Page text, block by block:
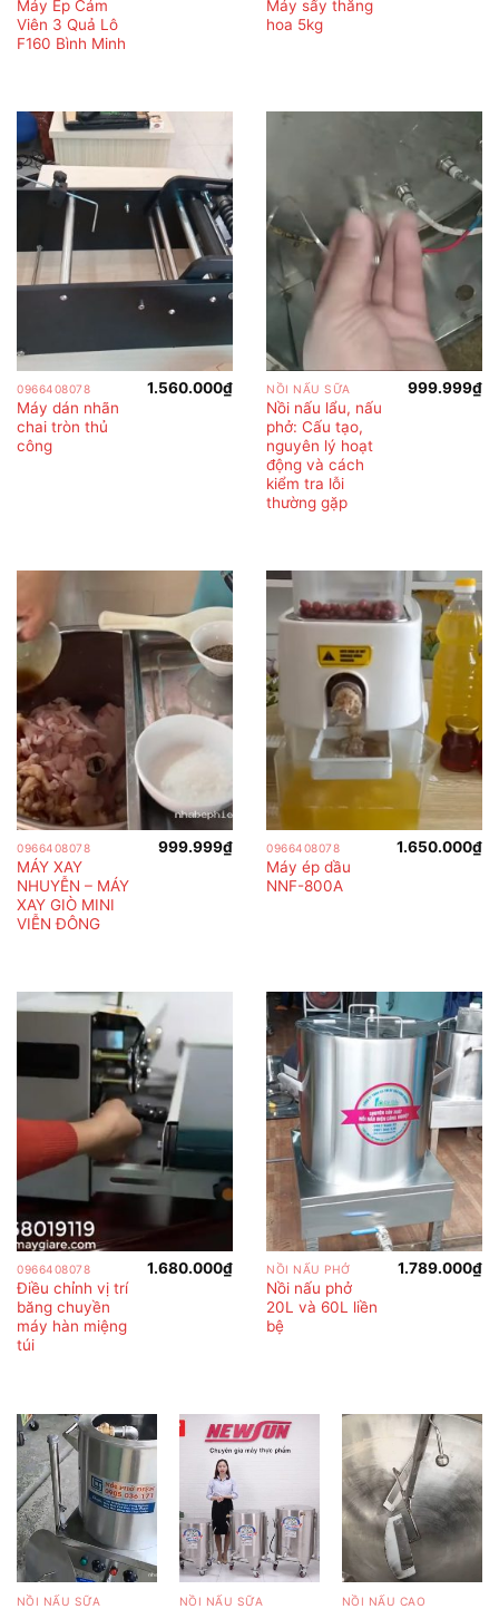
Máy Ép Cám
Viên 3 Quả Lô
F160 Bình Minh
Máy sấy thăng
hoa 5kg
0966408078
Máy dán nhãn
chai tròn thủ
công
1.560.000₫ NỒI NẤU SỮA
Nồi nấu lẩu, nấu
phở: Cấu tạo,
nguyên lý hoạt
động và cách
kiểm tra lỗi
thường gặp
999.999₫
0966408078
MÁY XAY
NHUYỄN – MÁY
XAY GIÒ MINI
VIỄN ĐÔNG
999.999₫ 0966408078
Máy ép dầu
NNF-800A
1.650.000₫
0966408078
Điều chỉnh vị trí
băng chuyền
máy hàn miệng
túi
1.680.000₫ NỒI NẤU PHỞ
Nồi nấu phở
20L và 60L liền
bệ
1.789.000₫
NỒI NẤU SỮA NỒI NẤU SỮA NỒI NẤU CAO